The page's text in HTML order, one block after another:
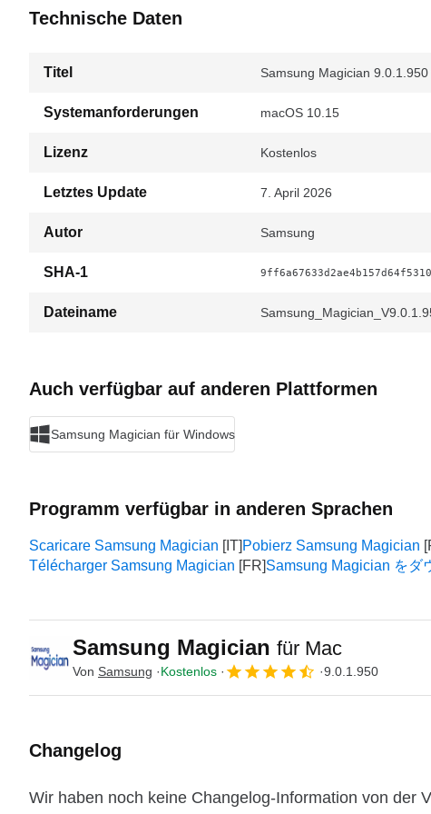
Technische Daten
Titel Samsung Magician
Systemanforderungen macOS 10.15
Lizenz Kostenlos
Letztes Update 7. April 2026
Autor Samsung
SHA-1
Dateiname
Auch verfügbar auf anderen Plattformen
Samsung Magician für Windows
Programm verfügbar in anderen Sprachen
Scaricare Samsung Magician Pobierz Samsung Magician
Télécharger Samsung Magician
Samsung Magician をダ
Samsung Magician für Mac
Von Samsung Kostenlos 9.0.1.950
Changelog
Wir haben noch keine Changelog-Information von der